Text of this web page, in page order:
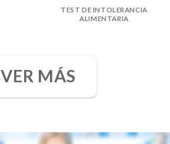
TEST DE INTOLERANCIA
ALIMENTARIA
VER MÁS